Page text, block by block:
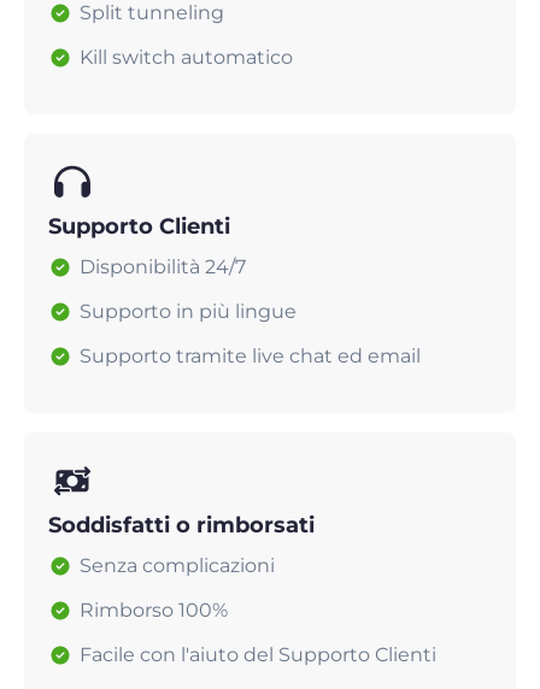
Split tunneling
Kill switch automatico
Supporto Clienti
Disponibilità 24/7
Supporto in più lingue
Supporto tramite live chat ed email
Soddisfatti o rimborsati
Senza complicazioni
Rimborso 100%
Facile con l'aiuto del Supporto Clienti